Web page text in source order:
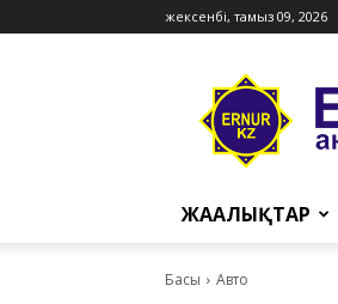
жексенбі, тамыз 09, 2026
Ernur
Press
ЖАҢАЛЫҚТАР
Басы Авто